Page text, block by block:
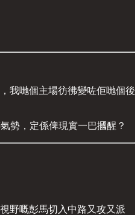
我哋個主場彷彿變咗佢哋個後
勢，定係俾現實一巴摑醒？
野嘅彭馬切入中路又攻又派